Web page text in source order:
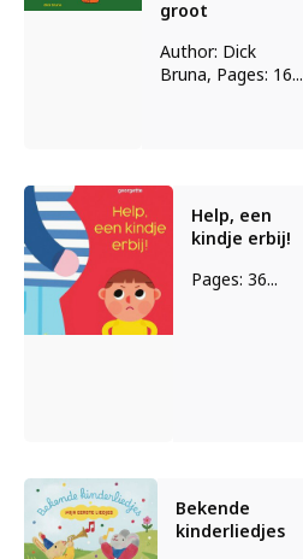
groot
Author: Dick
Bruna, Pages: 16...
Help, een
kindje erbij!
Pages: 36...
Bekende
kinderliedjes